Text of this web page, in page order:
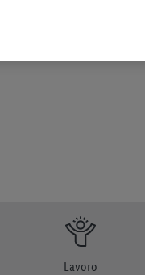
i prezzi senza
Lavoro